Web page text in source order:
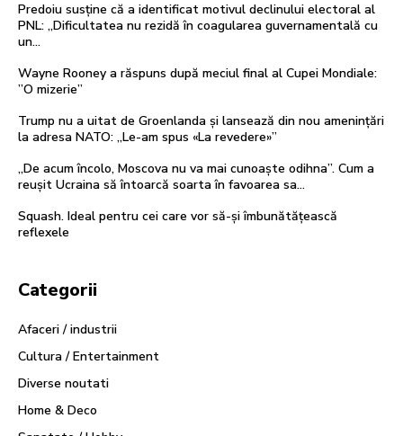
Predoiu susține că a identificat motivul declinului electoral al
PNL: „Dificultatea nu rezidă în coagularea guvernamentală cu
un…
Wayne Rooney a răspuns după meciul final al Cupei Mondiale:
”O mizerie”
Trump nu a uitat de Groenlanda și lansează din nou amenințări
la adresa NATO: „Le-am spus «La revedere»”
„De acum încolo, Moscova nu va mai cunoaște odihna”. Cum a
reușit Ucraina să întoarcă soarta în favoarea sa…
Squash. Ideal pentru cei care vor să-și îmbunătățească
reflexele
Categorii
Afaceri / industrii
Cultura / Entertainment
Diverse noutati
Home & Deco